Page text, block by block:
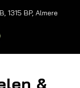
1315 BP, Almere
&